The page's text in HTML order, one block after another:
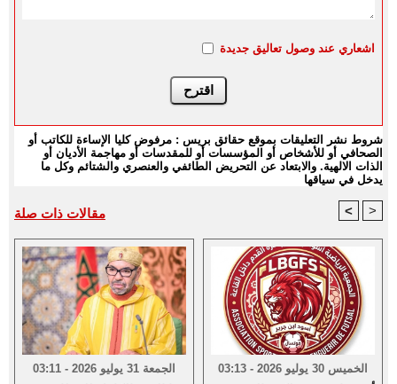
اشعاري عند وصول تعاليق جديدة
شروط نشر التعليقات بموقع حقائق بريس : مرفوض كليا الإساءة للكاتب أو
الصحافي أو للأشخاص أو المؤسسات أو للمقدسات أو مهاجمة الأديان أو
الذات الالهية. والابتعاد عن التحريض الطائفي والعنصري والشتائم وكل ما
يدخل في سياقها
مقالات ذات صلة < >
الجمعة 31 يوليو 2026 - 03:11 الخميس 30 يوليو 2026 - 03:13